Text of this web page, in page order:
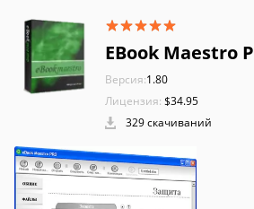
EBook Maestro
Версия:1.80
Лицензия: $34.95
329 скачиваний